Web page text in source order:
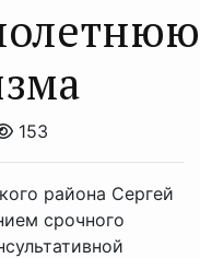
153
района Сергей
срочного